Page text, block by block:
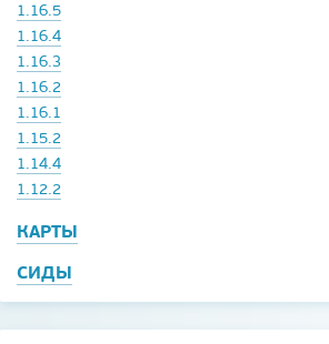
1.16.5
1.16.4
1.16.3
1.16.2
1.16.1
1.15.2
1.14.4
1.12.2
КАРТЫ
СИДЫ